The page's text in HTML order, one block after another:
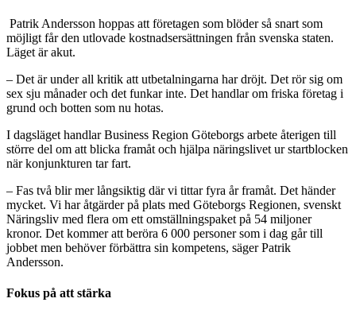
Patrik Andersson hoppas att företagen som blöder så snart som
möjligt får den utlovade kostnadsersättningen från svenska staten.
Läget är akut.
– Det är under all kritik att utbetalningarna har dröjt. Det rör sig om
sex sju månader och det funkar inte. Det handlar om friska företag i
grund och botten som nu hotas.
I dagsläget handlar Business Region Göteborgs arbete återigen till
större del om att blicka framåt och hjälpa näringslivet ur startblocken
när konjunkturen tar fart.
– Fas två blir mer långsiktig där vi tittar fyra år framåt. Det händer
mycket. Vi har åtgärder på plats med Göteborgs Regionen, svenskt
Näringsliv med flera om ett omställningspaket på 54 miljoner
kronor. Det kommer att beröra 6 000 personer som i dag går till
jobbet men behöver förbättra sin kompetens, säger Patrik
Andersson.
Fokus på att stärka